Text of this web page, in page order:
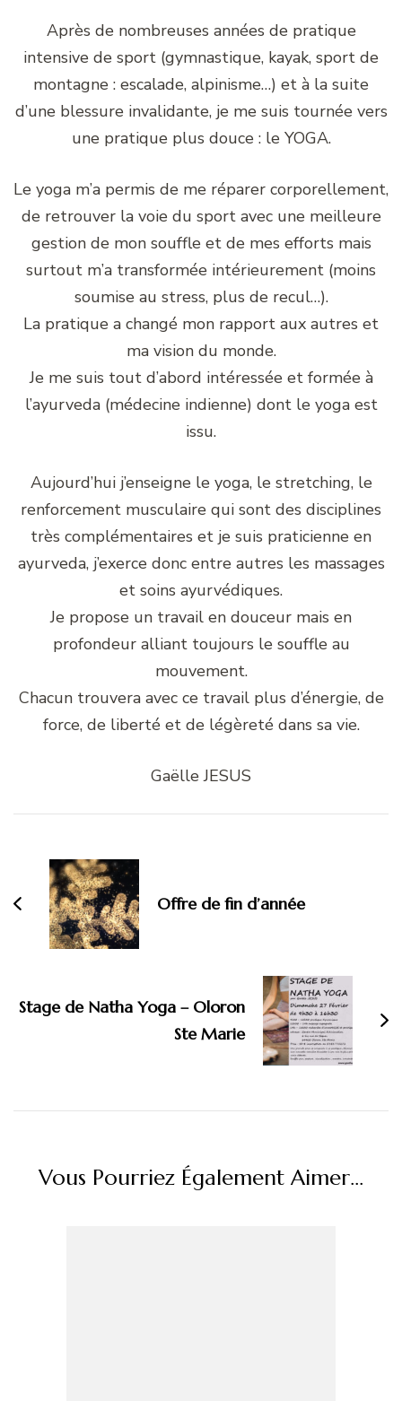
Après de nombreuses années de pratique
intensive de sport (gymnastique, kayak, sport de
montagne : escalade, alpinisme…) et à la suite
d’une blessure invalidante, je me suis tournée vers
une pratique plus douce : le YOGA.
Le yoga m’a permis de me réparer corporellement,
de retrouver la voie du sport avec une meilleure
gestion de mon souffle et de mes efforts mais
surtout m’a transformée intérieurement (moins
soumise au stress, plus de recul…).
La pratique a changé mon rapport aux autres et
ma vision du monde.
Je me suis tout d’abord intéressée et formée à
l’ayurveda (médecine indienne) dont le yoga est
issu.
Aujourd’hui j’enseigne le yoga, le stretching, le
renforcement musculaire qui sont des disciplines
très complémentaires et je suis praticienne en
ayurveda, j’exerce donc entre autres les massages
et soins ayurvédiques.
Je propose un travail en douceur mais en
profondeur alliant toujours le souffle au
mouvement.
Chacun trouvera avec ce travail plus d’énergie, de
force, de liberté et de légèreté dans sa vie.
Gaëlle JESUS
d'article
Offre de fin d’année
Stage de Natha Yoga – Oloron
Ste Marie
Vous Pourriez Également Aimer...